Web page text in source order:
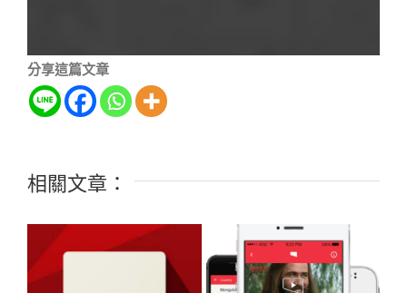
分享這篇文章
相關文章：